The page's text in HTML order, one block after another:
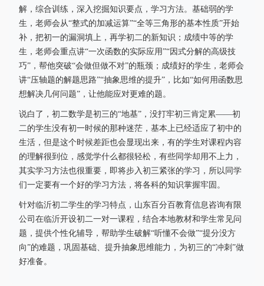
解，综合训练，深入挖掘知识要点，学习方法。基础弱的学
生，老师会从“整式的加减运算”“全等三角形的基本性质”开始
补，把初一的漏洞填上，再学初二的新知识；成绩中等的学
生，老师会重点讲“一次函数的实际应用”“因式分解的高级技
巧”，帮他突破“会做但做不对”的瓶颈；成绩好的学生，老师会
讲“压轴题的解题思路”“抽象思维的提升”，比如“如何用函数思
想解决几何问题”，让他能应对更难的题。
说白了，初二数学是初三的“地基”，没打牢初三肯定累——初
二的学生没有初一时候的那种迷茫，基本上已经适应了初中的
生活，但是这个时候差距也会显现出来，有的学生对课程内容
的理解很到位，感觉学什么都很轻松，有些同学却用不上力，
其实学习方法也很重要，即将步入初三紧张的学习，所以同学
们一定要有一个好的学习方法，将各科的知识掌握牢固。
针对临沂初二学生的学习特点，山东百分百教育信息咨询有限
公司在临沂开设初二一对一课程，结合本地教材和学生常见问
题，提供个性化辅导，帮助学生破解“听懂不会做”“提分没方
向”的难题，巩固基础、提升抽象思维能力，为初三的“冲刺”做
好准备。